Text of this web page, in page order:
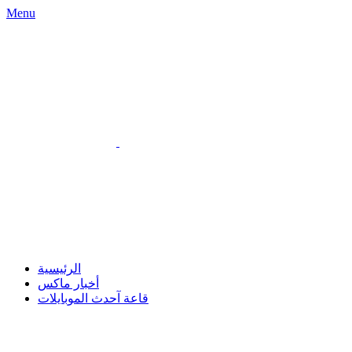
Menu
الرئيسية
أخبار ماكس
قاعة آحدث الموبايلات